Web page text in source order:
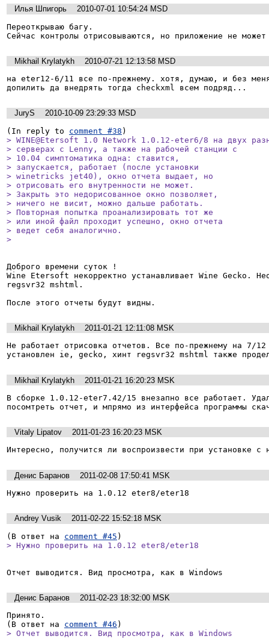
Илья Шпигорь
2010-07-01 10:54:24 MSD
Переоткрываю багу.
Сейчас контролы отрисовываются, но приложение не
Mikhail Krylatykh
2010-07-21 12:13:58 MSD
на eter12-6/11 все по-прежнему. хотя, думаю, и без
допилить да внедрять тогда checkxml всем подряд...
JuryS
2010-10-09 23:29:33 MSD
(In reply to comment #38
> WINE@Etersoft 1.0 Network 1.0.12-eter6/8 на двух
> серверах с Lenny, а также на рабочей станции с
> 10.04 симптоматика одна: ставится,
> запускается, работает (после установки
> winetricks jet40), окно отчета выдает, но
> отрисовать его внутренности не может.
> Закрыть это недорисованное окно позволяет,
> ничего не висит, можно дальше работать.
> Повторная попытка проанализировать тот же
> или иной файл проходит успешно, окно отчета
> ведет себя аналогично.
>
Доброго времени суток !
Wine Etersoft некорректно устанавливает Wine Gecko.
regsvr32 mshtml.
После этого отчеты будут видны.
Mikhail Krylatykh
2011-01-21 12:11:08 MSK
Не работает отрисовка отчетов. Все по-прежнему на 7/12
установлен ie, gecko, хинт regsvr32 mshtml также
Mikhail Krylatykh
2011-01-21 16:20:23 MSK
В сборке 1.0.12-eter7.42/15 внезапно все работает.
посомтреть отчет, и мпрямо из интерфейса программы
Vitaly Lipatov
2011-01-23 16:20:23 MSK
Интересно, получится ли воспроизвести при установке с
Денис Баранов
2011-02-08 17:50:41 MSK
Нужно проверить на 1.0.12 eter8/eter18
Andrey Vusik
2011-02-22 15:52:18 MSK
(В ответ на comment #45
> Нужно проверить на 1.0.12 eter8/eter18
Отчет выводится. Вид просмотра, как в Windows
Денис Баранов
2011-02-23 18:32:00 MSK
Принято.
(В ответ на comment #46
> Отчет выводится. Вид просмотра, как в Windows